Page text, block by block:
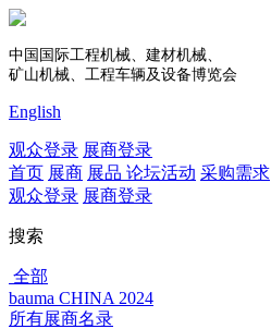
中国国际工程机械、建材机械、
矿山机械、工程车辆及设备博览会
English
观众登录 展商登录
首页 展商 展品 论坛活动 采购需求
观众登录 展商登录
搜索
全部
bauma CHINA 2024
所有展商名录